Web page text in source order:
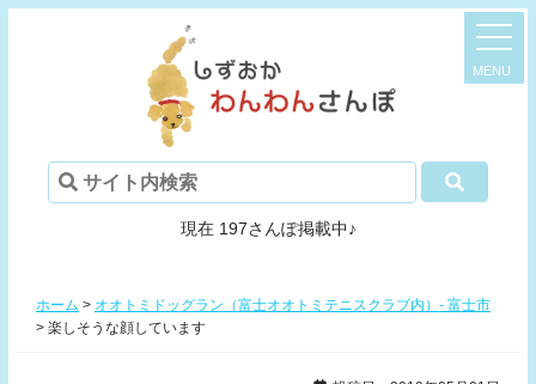
現在 197さんぽ掲載中♪
ホーム > オオトミドッグラン（富士オオトミテニスクラブ内）- 富士市
> 楽しそうな顔しています